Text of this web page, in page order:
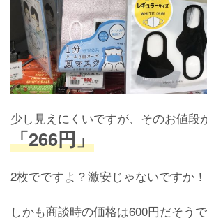
少し見えにくいですが、そのお値段
「266円」
2枚でですよ？激安じゃないですか！
しかも商談時の価格は600円だそう